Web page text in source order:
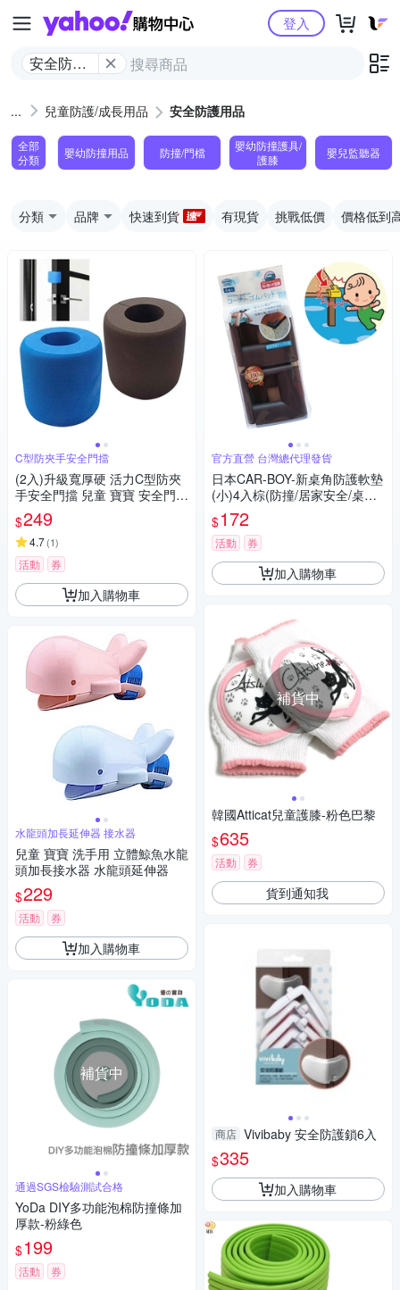
Yahoo購物中心
安全防護
登入
兒童防護/成長用品 安全防護用品
全部
分類
嬰幼防撞用品 防撞/門檔
嬰幼防撞護具/
護膝
嬰兒監聽器
分類 品牌 快速到貨 有現貨 挑戰低價 價格低到
C型防夾手安全門擋
(2入)升級寬厚硬 活力C型防夾
手安全門擋 兒童 寶寶 安全門卡
門塞 防踫撞
$249
4.7(1)
活動 券
加入購物車
水龍頭加長延伸器 接水器
兒童 寶寶 洗手用 立體鯨魚水龍
頭加長接水器 水龍頭延伸器
$229
活動 券
加入購物車
補貨中
通過SGS檢驗測試合格
YoDa DIY多功能泡棉防撞條加
厚款-粉綠色
$199
活動 券
官方直營 台灣總代理發貨
日本CAR-BOY-新桌角防護軟墊
(小)4入棕(防撞/居家安全/桌角/
幼兒安全/樂齡)
$172
活動 券
加入購物車
補貨中
韓國Atticat兒童護膝-粉色巴黎
$635
活動 券
貨到通知我
商店 Vivibaby 安全防護鎖6入
$335
加入購物車